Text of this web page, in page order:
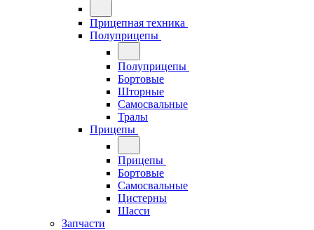
Прицепная техника
Полуприцепы
Полуприцепы
Бортовые
Шторные
Самосвальные
Тралы
Прицепы
Прицепы
Бортовые
Самосвальные
Цистерны
Шасси
Запчасти